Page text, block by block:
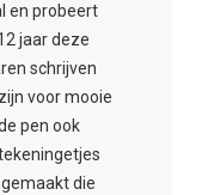
en probeert
jaar deze
schrijven
voor mooie
pen ook
die